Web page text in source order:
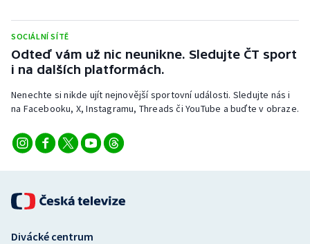
SOCIÁLNÍ SÍTĚ
Odteď vám už nic neunikne. Sledujte ČT sport
i na dalších platformách.
Nenechte si nikde ujít nejnovější sportovní události. Sledujte nás i
na Facebooku, X, Instagramu, Threads či YouTube a buďte v obraze.
Divácké centrum